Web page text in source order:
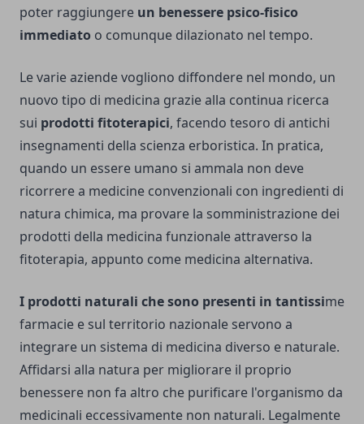
poter raggiungere un benessere psico-fisico
immediato o comunque dilazionato nel tempo.
Le varie aziende vogliono diffondere nel mondo, un
nuovo tipo di medicina grazie alla continua ricerca
sui prodotti fitoterapici, facendo tesoro di antichi
insegnamenti della scienza erboristica. In pratica,
quando un essere umano si ammala non deve
ricorrere a medicine convenzionali con ingredienti di
natura chimica, ma provare la somministrazione dei
prodotti della medicina funzionale attraverso la
fitoterapia, appunto come medicina alternativa.
I prodotti naturali che sono presenti in tantissime
farmacie e sul territorio nazionale servono a
integrare un sistema di medicina diverso e naturale.
Affidarsi alla natura per migliorare il proprio
benessere non fa altro che purificare l'organismo da
medicinali eccessivamente non naturali. Legalmente